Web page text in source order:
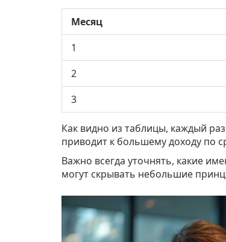
Месяц
1
2
3
Как видно из таблицы, каждый
приводит к большему доходу по
Важно всегда уточнять, какие
могут скрывать небольшие